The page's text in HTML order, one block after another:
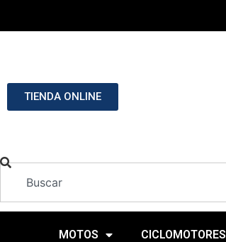
TIENDA ONLINE
MOTOS CICLOMOTORES